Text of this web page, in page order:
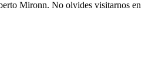
Mironn. No olvides visitarnos en